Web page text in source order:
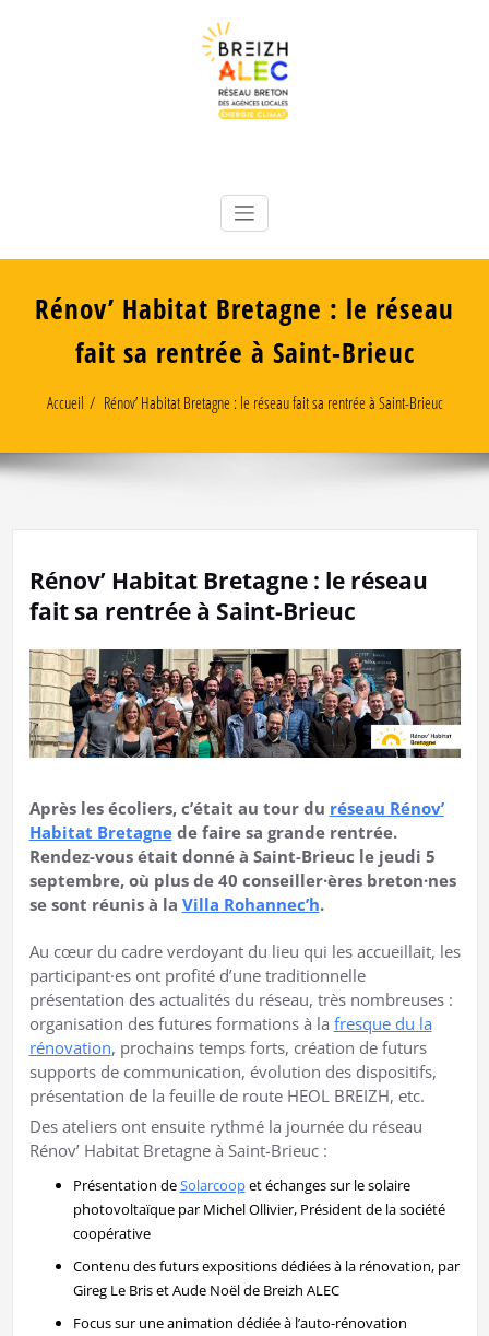
Rénov’ Habitat Bretagne : le réseau
fait sa rentrée à Saint-Brieuc
Accueil Rénov’ Habitat Bretagne : le réseau fait sa rentrée à Saint-Brieuc
Rénov’ Habitat Bretagne : le réseau
fait sa rentrée à Saint-Brieuc
Après les écoliers, c’était au tour du réseau Rénov’
Habitat Bretagnede faire sa grande rentrée.
Rendez-vous était donné à Saint-Brieuc le jeudi 5
septembre, où plus de 40 conseiller·ères breton·nes
se sont réunis à la Villa Rohannec’h.
Au cœur du cadre verdoyant du lieu qui les accueillait, les
participant·es ont profité d’une traditionnelle
présentation des actualités du réseau, très nombreuses :
organisation des futures formations à la fresque du la
rénovation, prochains temps forts, création de futurs
supports de communication, évolution des dispositifs,
présentation de la feuille de route HEOL BREIZH, etc.
Des ateliers ont ensuite rythmé la journée du réseau
Rénov’ Habitat Bretagne à Saint-Brieuc :
Présentation deSolarcoopet échanges sur le solaire
photovoltaïque par Michel Ollivier, Président de la société
coopérative
Contenu des futurs expositions dédiées à la rénovation, par
Gireg Le Bris et Aude Noël de Breizh ALEC
Focus sur une animation dédiée à l’auto-rénovation